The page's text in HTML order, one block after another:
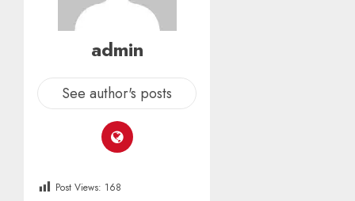
admin
See author's posts
Post Views: 168